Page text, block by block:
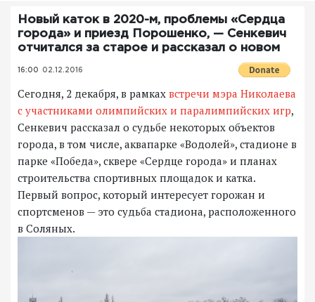
Новый каток в 2020-м, проблемы «Сердца
города» и приезд Порошенко, — Сенкевич
отчитался за старое и рассказал о новом
16:00 02.12.2016
Сегодня, 2 декабря, в рамках встречи мэра Николаева
с участниками олимпийских и паралимпийских игр,
Сенкевич рассказал о судьбе некоторых объектов
города, в том числе, аквапарке «Водолей», стадионе в
парке «Победа», сквере «Сердце города» и планах
строительства спортивных площадок и катка.
Первый вопрос, который интересует горожан и
спортсменов — это судьба стадиона, расположенного
в Соляных.